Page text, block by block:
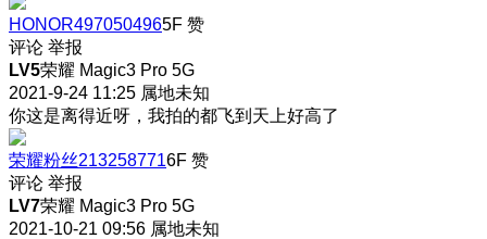
HONOR4970504965F 赞
评论 举报
LV5荣耀 Magic3 Pro 5G
2021-9-24 11:25 属地未知
你这是离得近呀，我拍的都飞到天上好高了
荣耀粉丝2132587716F 赞
评论 举报
LV7荣耀 Magic3 Pro 5G
2021-10-21 09:56 属地未知